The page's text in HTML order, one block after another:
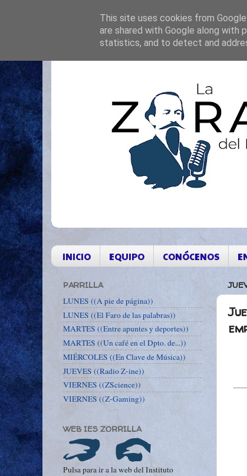
INICIO EQUIPO CONÓCENOS
PARRILLA
LUNES ((A pie de página))
LUNES ((El Faro de las palabras))
MARTES ((Entre apuntes y deportes))
MARTES ((Un café en el Dpto. de...))
MIÉRCOLES ((En Clave de Música))
JUEVES ((Radio Z-ine))
VIERNES ((ZScience))
VIERNES ((Z-Gaming))
WEB IES ZORRILLA
Pulsa para ir a la web del Instituto
This site uses cookies from
are shared with Google along with
statistics, and to detect and